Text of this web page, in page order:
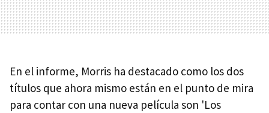
En el informe, Morris ha destacado como los dos
títulos que ahora mismo están en el punto de mira
para contar con una nueva película son 'Los